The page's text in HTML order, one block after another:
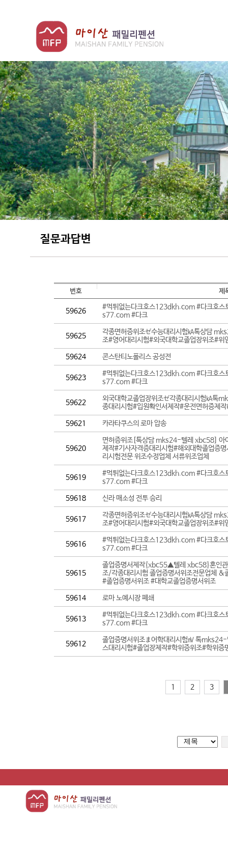
질문과답변
번호 제
59626
#먹튀없는다크호스123dkh.com #다크호스
s77.com #다크
59625
각종면허증위조ゼ수능대리시험㎄톡상담
조#영어대리시험#외국대학교졸업장위조#위
59624 콘스탄티노폴리스 공성전
59623
#먹튀없는다크호스123dkh.com #다크호스
s77.com #다크
59622
외국대학교졸업장위조ゼ각종대리시험㎄톡
종대리시험#입원확인서제작#운전면허증제
59621 카라타쿠스의 로마 압송
59620
면허증위조[톡상담 mks24-텔레 xbc58] 아
제작#기사자격증대리시험#해외대학졸업증
리시험전문 위조수정업체 서류위조업체
59619
#먹튀없는다크호스123dkh.com #다크호스
s77.com #다크
59618 신라 매소성 전투 승리
59617
각종면허증위조ゼ수능대리시험㎄톡상담
조#영어대리시험#외국대학교졸업장위조#위
59616
#먹튀없는다크호스123dkh.com #다크호스
s77.com #다크
59615
졸업증명서제작〖xbc55▲텔레 xbc58〗혼인
조/각종대리시험 졸업증명서위조전문업체
#졸업증명서위조 #대학교졸업증명서위조
59614 로마 노예시장 폐쇄
59613
#먹튀없는다크호스123dkh.com #다크호스
s77.com #다크
59612
졸업증명서위조ま어학대리시험㎵ 톡
스대리시험#졸업장제작#학위증위조#학위증
1 2 3